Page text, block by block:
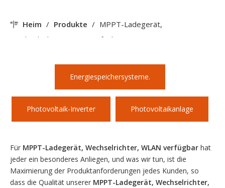
Heim / Produkte / MPPT-Ladegerät,
Wechselrichter, WLAN verfügbar
Energiespeichersysteme.
Photovoltaik-Inverter Photovoltaikanlage
Für MPPT-Ladegerät, Wechselrichter, WLAN verfügbar hat
jeder ein besonderes Anliegen, und was wir tun, ist die
Maximierung der Produktanforderungen jedes Kunden, so
dass die Qualität unserer MPPT-Ladegerät, Wechselrichter,